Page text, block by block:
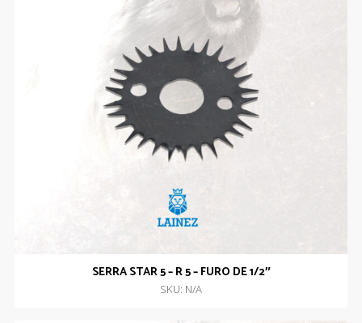
SERRA STAR 5 – R 5 – FURO DE 1/2″
SKU: N/A